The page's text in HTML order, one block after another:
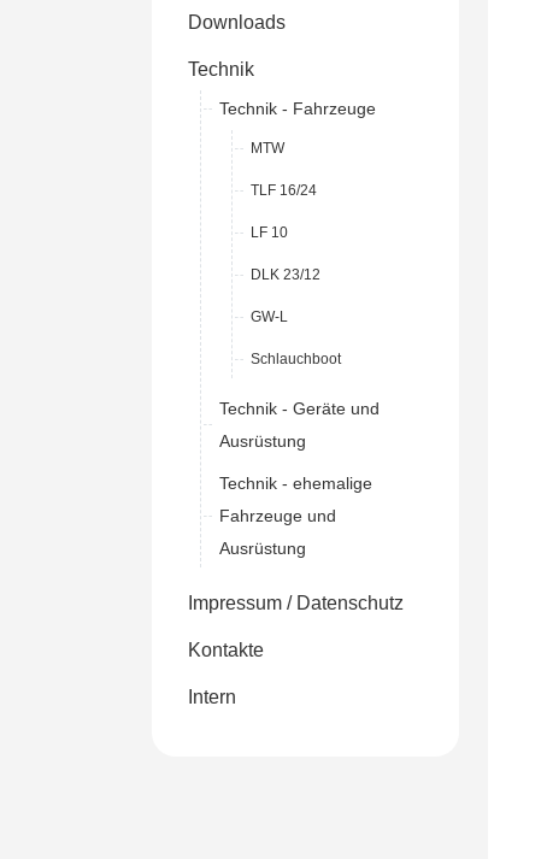
Downloads
Technik
Technik - Fahrzeuge
MTW
TLF 16/24
LF 10
DLK 23/12
GW-L
Schlauchboot
Technik - Geräte und
Ausrüstung
Technik - ehemalige
Fahrzeuge und
Ausrüstung
Impressum / Datenschutz
Kontakte
Intern